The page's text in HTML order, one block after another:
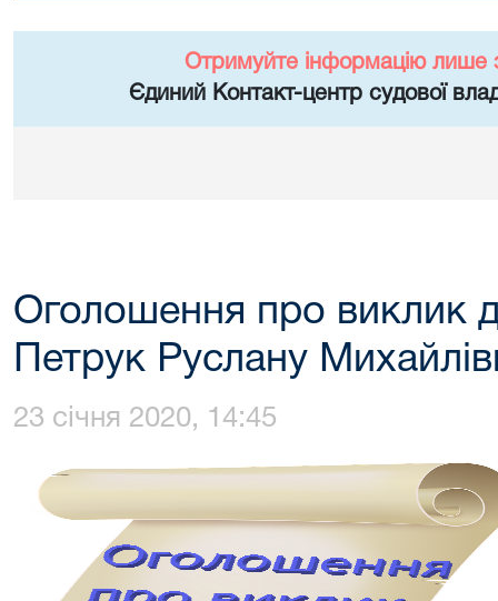
Отримуйте інформацію лише
Єдиний Контакт-центр судової
Оголошення про виклик
Петрук Руслану
23 січня 2020, 14:45